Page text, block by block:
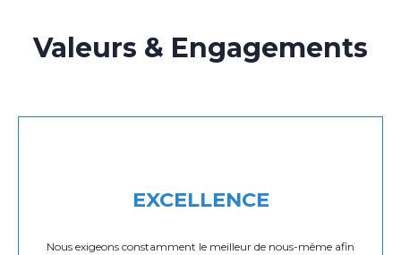
Valeurs & Engagements
EXCELLENCE
Nous exigeons constamment le meilleur de nous-même afin